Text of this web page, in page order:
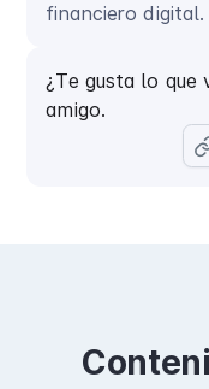
financiero digital.
¿Te gusta lo que
amigo.